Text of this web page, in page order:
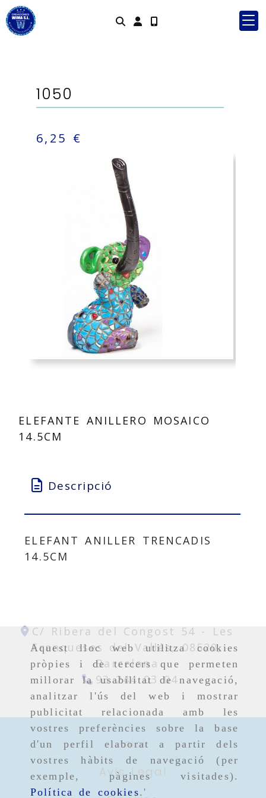
Aquest lloc web utilitza cookies
pròpies i de tercers que permeten
millorar la usabilitat de navegació,
analitzar l'ús del web i mostrar
publicitat relacionada amb les
vostres preferències sobre la base
d'un perfil elaborat a partir dels
vostres hàbits de navegació (per
exemple, pàgines visitades).
Política de cookies.'
Identifícat
1050
6,25 €
ELEFANTE ANILLERO MOSAICO
14.5CM
Descripció
ELEFANT ANILLER TRENCADIS
14.5CM
C/ Ribera del Congost 54 -
Les
Franqueses del Vallés,08520,
Barcelona
93 244 03 04
Inici
Avís Legal